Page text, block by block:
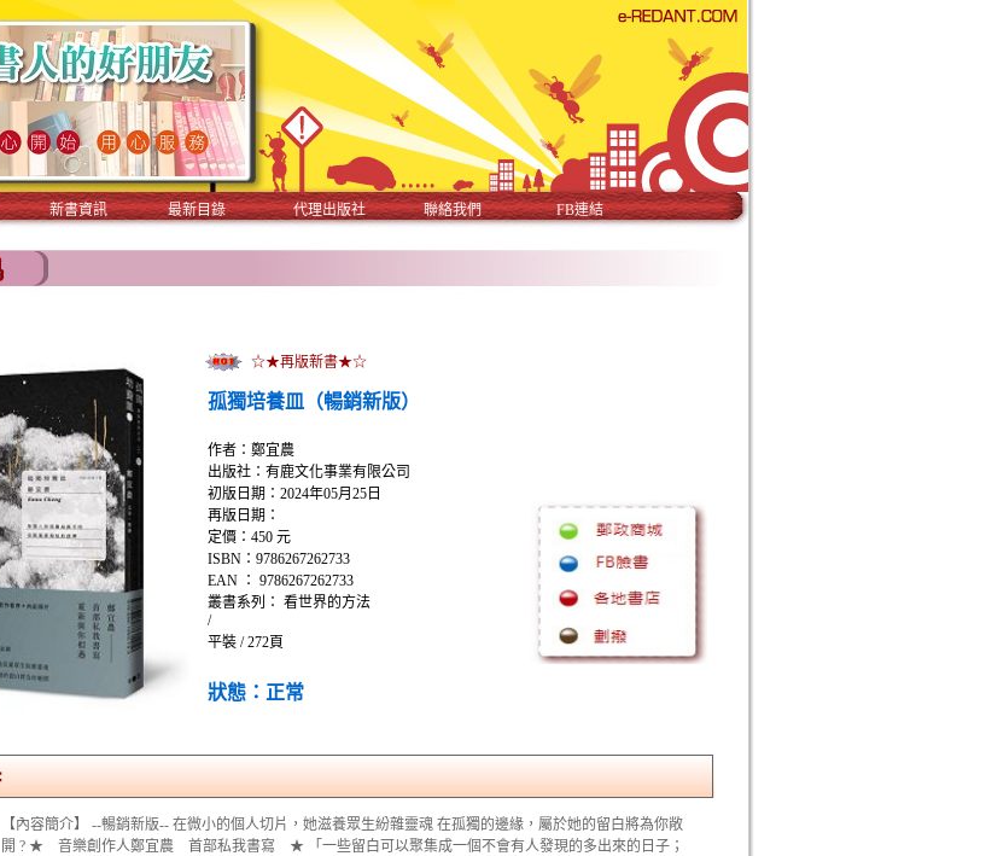
新書資訊 最新目錄 代理出版社 聯絡我們 FB連結
☆★再版新書★☆
孤獨培養皿（暢銷新版）
作者：鄭宜農
出版社：有鹿文化事業有限公司
初版日期：2024年05月25日
再版日期：
定價：450 元
ISBN：9786267262733
EAN ： 9786267262733
叢書系列： 看世界的方法
/
平裝 / 272頁
狀態：正常
【內容簡介】 --暢銷新版-- 在微小的個人切片，她滋養眾生紛雜靈魂 在孤獨的邊緣，屬於她的留白將為你敞
開 ? ★ 音樂創作人鄭宜農 首部私我書寫 ★ 「一些留白可以聚集成一個不會有人發現的多出來的日子；